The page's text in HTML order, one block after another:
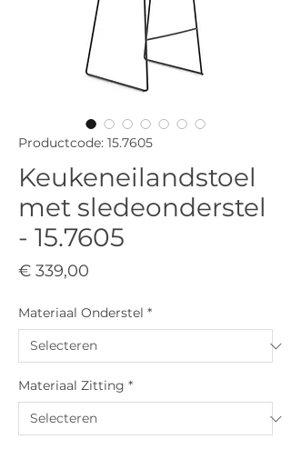
Productcode: 15.7605
Keukeneilandstoel
met sledeonderstel
- 15.7605
€ 339,00
Materiaal Onderstel *
Materiaal Zitting *